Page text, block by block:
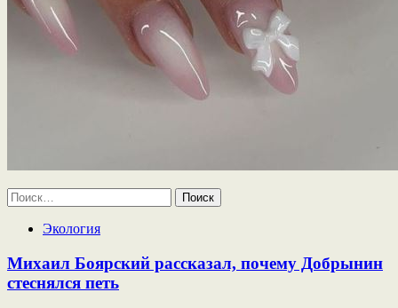
Найти:
Экология
Михаил Боярский рассказал, почему Добрынин
стеснялся петь